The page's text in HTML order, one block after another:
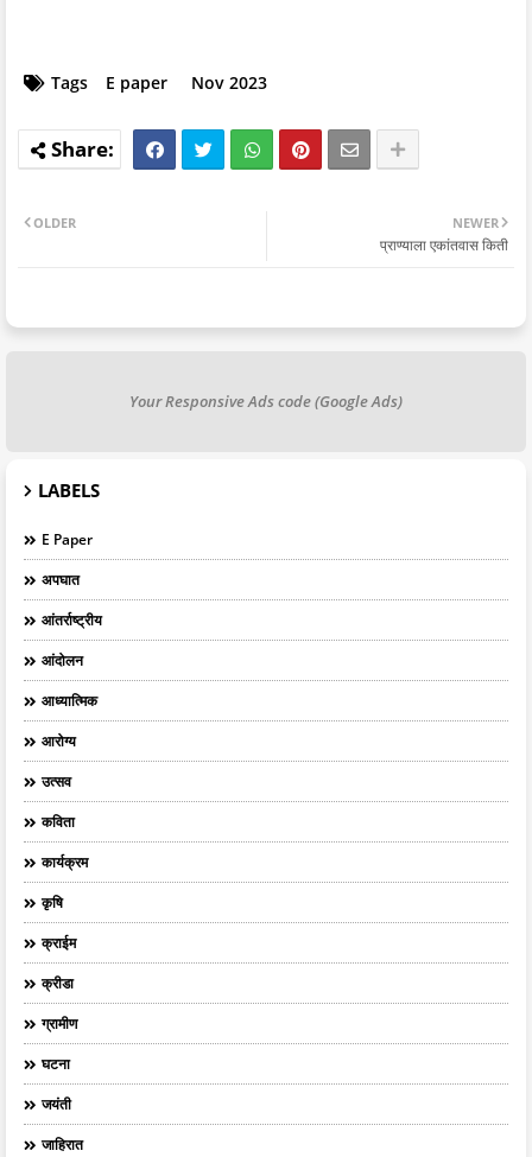
Tags E paper Nov 2023
NEWER
प्राण्याला एकांतवास किती
OLDER
Your Responsive Ads code (Google Ads)
LABELS
E Paper
अपघात
आंतर्राष्ट्रीय
आंदोलन
आध्यात्मिक
आरोग्य
उत्सव
कविता
कार्यक्रम
कृषि
क्राईम
क्रीडा
ग्रामीण
घटना
जयंती
जाहिरात